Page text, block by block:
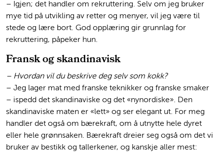
– Igjen; det handler om rekruttering. Selv om jeg bruker
mye tid på utvikling av retter og menyer, vil jeg være til
stede og lære bort. God opplæring gir grunnlag for
rekruttering, påpeker hun.
Fransk og skandinavisk
– Hvordan vil du beskrive deg selv som kokk?
– Jeg lager mat med franske teknikker og franske smaker
– ispedd det skandinaviske og det «nynordiske». Den
skandinaviske maten er «lett» og ser elegant ut. For meg
handler det også om bærekraft, om å utnytte hele dyret
eller hele grønnsaken. Bærekraft dreier seg også om det vi
bruker av bestikk og tallerkener, og kanskje aller mest: